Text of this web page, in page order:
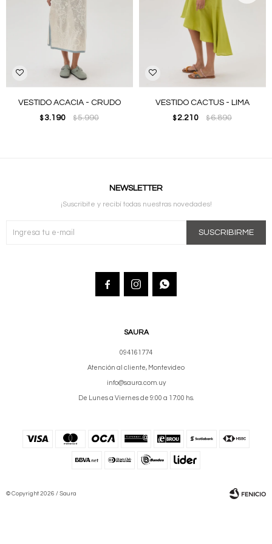
VESTIDO ACACIA - CRUDO
$3.190 $5.990
VESTIDO CACTUS - LIMA
$2.210 $6.890
SAURA
094161774
Atención al cliente, Montevideo
info@saura.com.uy
De Lunes a Viernes de 9:00 a 17:00 hs.
NEWSLETTER
¡Suscribite y recibí todas nuestras novedades!
SUSCRIBIRME
  
© Copyright 2026 / Saura